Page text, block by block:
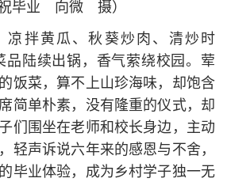
祝毕业 向微 摄）
凉拌黄瓜、秋葵炒肉、清炒时
陆续出锅，香气萦绕校园。荤
饭菜，算不上山珍海味，却饱含
简单朴素，没有隆重的仪式，却
们围坐在老师和校长身边，主动
轻声诉说六年来的感恩与不舍，
毕业体验，成为乡村学子独一无